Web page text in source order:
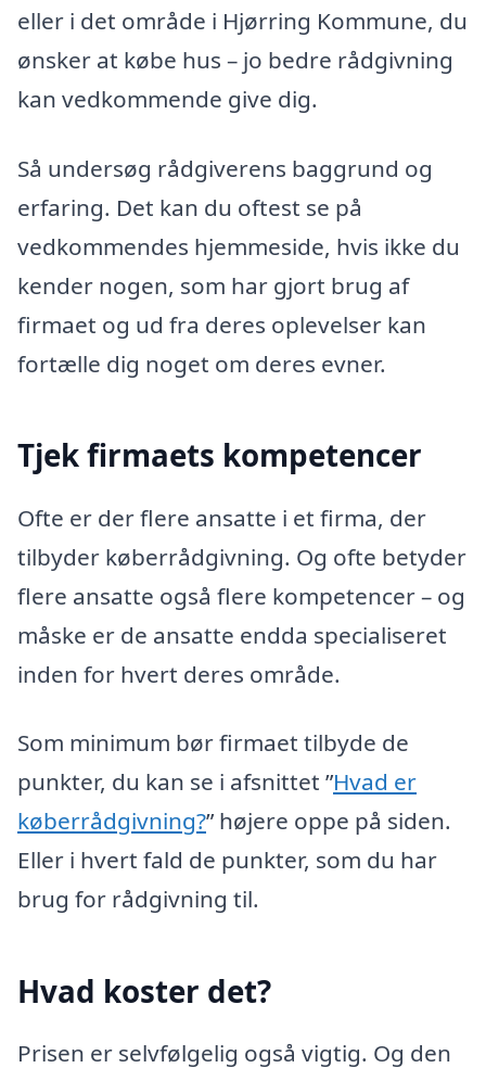
eller i det område i Hjørring Kommune, du
ønsker at købe hus – jo bedre rådgivning
kan vedkommende give dig.
Så undersøg rådgiverens baggrund og
erfaring. Det kan du oftest se på
vedkommendes hjemmeside, hvis ikke du
kender nogen, som har gjort brug af
firmaet og ud fra deres oplevelser kan
fortælle dig noget om deres evner.
Tjek firmaets kompetencer
Ofte er der flere ansatte i et firma, der
tilbyder køberrådgivning. Og ofte betyder
flere ansatte også flere kompetencer – og
måske er de ansatte endda specialiseret
inden for hvert deres område.
Som minimum bør firmaet tilbyde de
punkter, du kan se i afsnittet ”Hvad er
køberrådgivning?” højere oppe på siden.
Eller i hvert fald de punkter, som du har
brug for rådgivning til.
Hvad koster det?
Prisen er selvfølgelig også vigtig. Og den